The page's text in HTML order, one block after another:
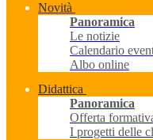
Novità
Panoramica
Le notizie
Calendario
Albo online
Didattica
Panoramica
Offerta
I progetti delle